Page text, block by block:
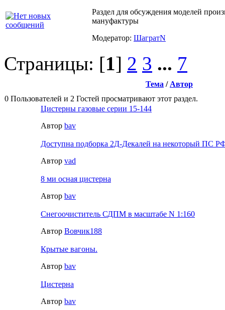
Раздел для обсуждения моделей
мануфактуры
Модератор: ШагратN
Страницы: [1] 2 3 ... 7
Тема / Автор
0 Пользователей и 2 Гостей просматривают этот раздел.
Цистерны газовые серии 15-144
Автор bav
Доступна подборка 2Д-Декалей на некоторый ПС
Автор vad
8 ми осная цистерна
Автор bav
Снегоочиститель СДПМ в масштабе N 1:160
Автор Вовчик188
Крытые вагоны.
Автор bav
Цистерна
Автор bav